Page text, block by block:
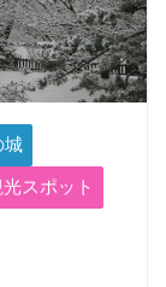
城
スポット